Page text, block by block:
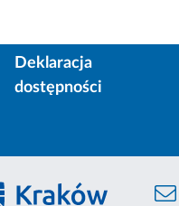
Deklaracja
dostępności